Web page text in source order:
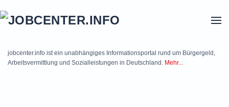
jobcenter.info ist ein unabhängiges Informationsportal rund um Bürgergeld,
Arbeitsvermittlung und Sozialleistungen in Deutschland. Mehr...